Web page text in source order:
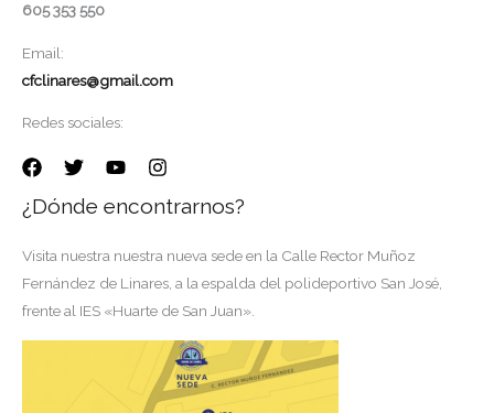
605 353 550
Email:
cfclinares@gmail.com
Redes sociales:
¿Dónde encontrarnos?
Visita nuestra nuestra nueva sede en la Calle Rector Muñoz
Fernández de Linares, a la espalda del polideportivo San José,
frente al IES «Huarte de San Juan».